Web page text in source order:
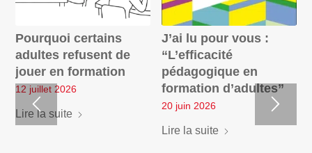
Pourquoi certains
adultes refusent de
jouer en formation
12 juillet 2026
Lire la suite
J’ai lu pour vous :
“L’efficacité
pédagogique en
formation d’adultes”
20 juin 2026
Lire la suite